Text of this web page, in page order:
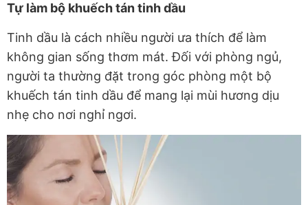
Tự làm bộ khuếch tán tinh dầu
Tinh dầu là cách nhiều người ưa thích để làm
không gian sống thơm mát. Đối với phòng ngủ,
người ta thường đặt trong góc phòng một bộ
khuếch tán tinh dầu để mang lại mùi hương dịu
nhẹ cho nơi nghỉ ngơi.